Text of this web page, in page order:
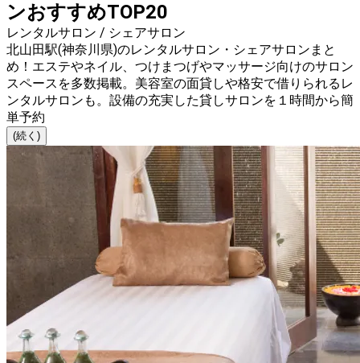
ンおすすめTOP20
レンタルサロン / シェアサロン
北山田駅(神奈川県)のレンタルサロン・シェアサロンまと
め！エステやネイル、つけまつげやマッサージ向けのサロン
スペースを多数掲載。美容室の面貸しや格安で借りられるレ
ンタルサロンも。設備の充実した貸しサロンを１時間から簡
単予約
(続く)